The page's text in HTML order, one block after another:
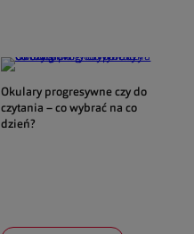
Okulary progresywne czy do
czytania – co wybrać na co
dzień?